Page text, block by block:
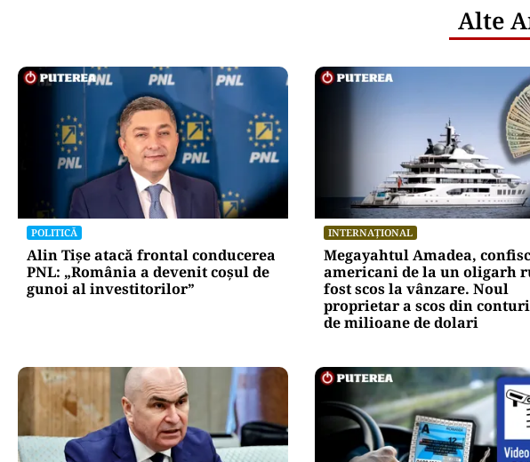
Alte
POLITICĂ
Alin Tișe atacă frontal conducerea
PNL: „România a devenit coșul de
gunoi al investitorilor”
INTERNAȚIONAL
Megayahtul Amadea,
americani de la un oligarh
fost scos la vânzare. Noul
proprietar a scos din conturi
de milioane de dolari